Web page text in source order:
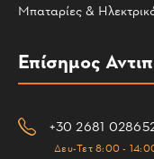
Μπαταρίες &
Επίσημος
+30 2681
Δευ-Τετ 8:00 -